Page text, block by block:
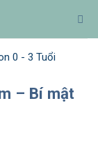
0 - 3 Tuổi
– Bí mật